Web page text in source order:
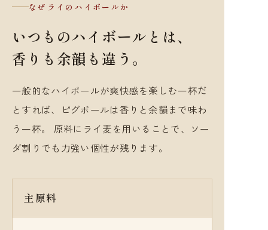
なぜライのハイボールか
いつものハイボールとは、
香りも余韻も違う。
一般的なハイボールが爽快感を楽しむ一杯だ
とすれば、ピグボールは香りと余韻まで味わ
う一杯。 原料にライ麦を用いることで、ソー
ダ割りでも力強い個性が残ります。
主原料